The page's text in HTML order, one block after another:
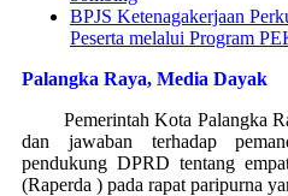
BPJS Ketenagakerjaan
Peserta melalui Program
Palangka Raya, Media Dayak
Pemerintah Kota Palangka
dan jawaban terhadap
pendukung DPRD tentang
(Raperda ) pada rapat paripurna